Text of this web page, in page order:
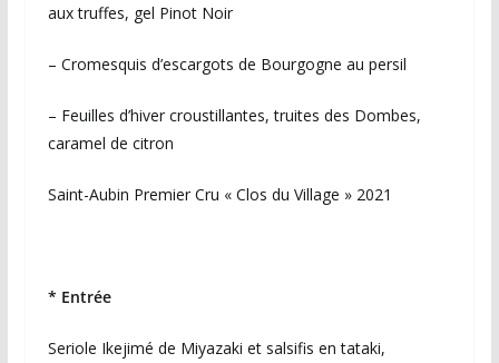
aux truffes, gel Pinot Noir
– Cromesquis d’escargots de Bourgogne au persil
– Feuilles d’hiver croustillantes, truites des Dombes,
caramel de citron
Saint-Aubin Premier Cru « Clos du Village » 2021
* Entrée
Seriole Ikejimé de Miyazaki et salsifis en tataki,